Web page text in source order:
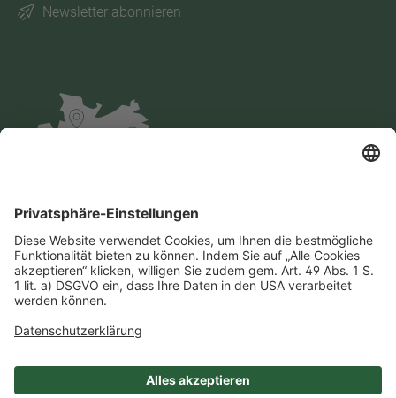
Newsletter abonnieren